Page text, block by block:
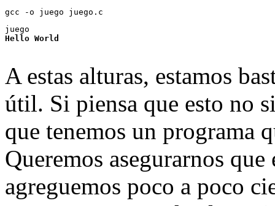
Hello World
A estas alturas, estamos
útil. Si piensa que esto no
que tenemos un programa
Queremos asegurarnos
agreguemos poco a poco